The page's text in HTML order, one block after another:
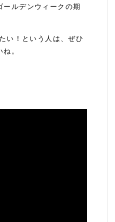
ールデンウィークの期
い！という人は、ぜひ
。